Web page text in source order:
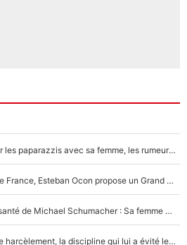
F1 : Charles Leclerc surpris par les paparazzis avec sa femme, les rumeurs étaient vraies !
Comme pour le final du Tour de France, Esteban Ocon propose un Grand Prix de Formule 1 à Paris : «Autour de l’Arc de Triomphe, ce serait génial» !
Nouvelle rumeur autour de la santé de Michael Schumacher : Sa femme Corinna sort du silence
F1 - Lewis Hamilton victime de harcèlement, la discipline qui lui a évité le pire : «J'aurais probablement mal tourné»